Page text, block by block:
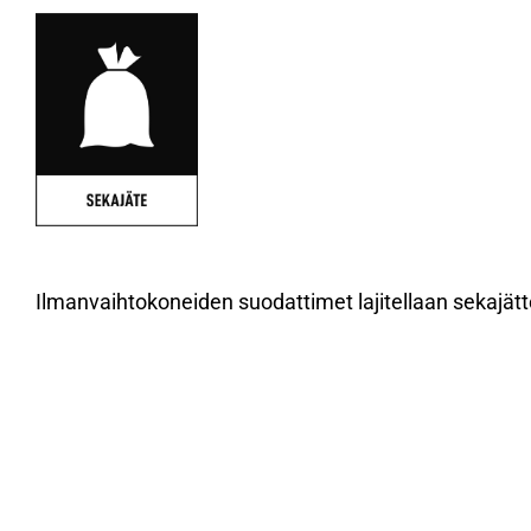
Ilmanvaihtokoneiden suodattimet lajitellaan